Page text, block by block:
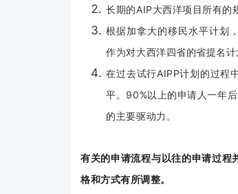
长期的AIP大西洋项目所有的
根据加拿大的移民水平计划
作为对大西洋四省的省提名计
在过去试行AIPP计划的过程
平。90%以上的申请人一年
的主要驱动力。
有关的申请流程与以往的申请过程
格和方式有所调整。